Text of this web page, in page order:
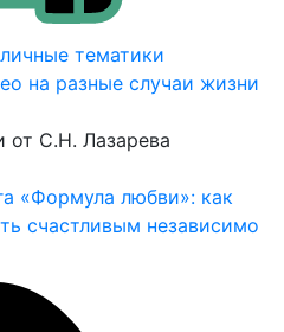
тематики
на разные случаи жизни
от С.Н. Лазарева
«Формула любви»: как
счастливым независимо